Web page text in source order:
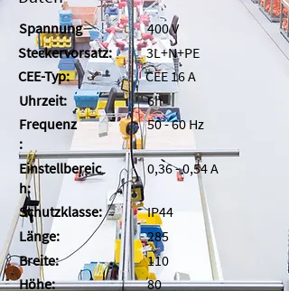
Spannung
Steckervorsatz:
CEE-Typ:
Uhrzeit:
Frequenz
:
Einstellbereic
h:
Schutzklasse:
Länge:
Breite:
Höhe:
400 V
3L+N+PE
CEE 16 A
6h
50 - 60 Hz
0,36 - 0,54 A
IP44
285
110
80